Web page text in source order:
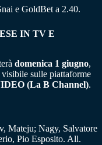
e GoldBet a 2.40.
IN TV E
domenica 1 giugno,
visibile sulle piattaforme
(La B Channel).
Mateju; Nagy, Salvatore
Pio Esposito. All.